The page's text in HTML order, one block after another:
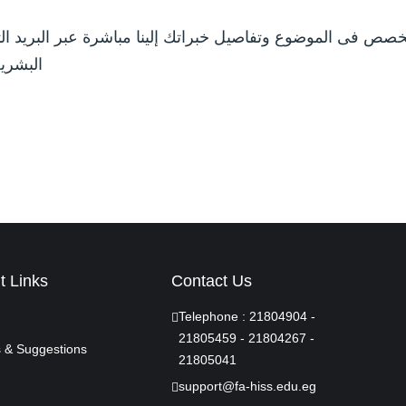
Links
& Suggestions
Contact Us
Telephone : 21804904 -
21805459 - 21804267 -
21805041
support@fa-hiss.edu.eg